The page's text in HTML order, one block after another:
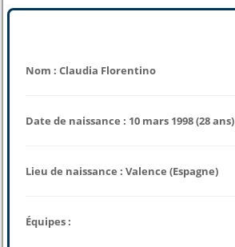
Nom : Claudia Florentino
Date de naissance : 10 mars 1998 (28 ans)
Lieu de naissance : Valence (Espagne)
Équipes :